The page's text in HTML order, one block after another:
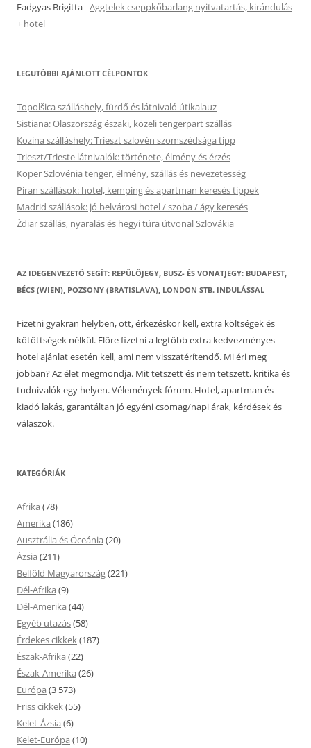
Fadgyas Brigitta-Aggtelek cseppkőbarlang nyitvatartás, kirándulás
+ hotel
LEGUTÓBBI AJÁNLOTT CÉLPONTOK
Topolšica szálláshely, fürdő és látnivaló útikalauz
Sistiana: Olaszország északi, közeli tengerpart szállás
Kozina szálláshely: Trieszt szlovén szomszédsága tipp
Trieszt/Trieste látnivalók: története, élmény és érzés
Koper Szlovénia tenger, élmény, szállás és nevezetesség
Piran szállások: hotel, kemping és apartman keresés tippek
Madrid szállások: jó belvárosi hotel / szoba / ágy keresés
Ždiar szállás, nyaralás és hegyi túra útvonal Szlovákia
AZ IDEGENVEZETŐ SEGÍT: REPÜLŐJEGY, BUSZ- ÉS VONATJEGY: BUDAPEST,
BÉCS (WIEN), POZSONY (BRATISLAVA), LONDON STB. INDULÁSSAL
Fizetni gyakran helyben, ott, érkezéskor kell, extra költségek és
kötöttségek nélkül. Előre fizetni a legtöbb extra kedvezményes
hotel ajánlat esetén kell, ami nem visszatérítendő. Mi éri meg
jobban? Az élet megmondja. Mit tetszett és nem tetszett, kritika és
tudnivalók egy helyen. Vélemények fórum. Hotel, apartman és
kiadó lakás, garantáltan jó egyéni csomag/napi árak, kérdések és
válaszok.
KATEGÓRIÁK
Afrika (78)
Amerika (186)
Ausztrália és Óceánia (20)
Ázsia (211)
Belföld Magyarország(221)
Dél-Afrika (9)
Dél-Amerika (44)
Egyéb utazás(58)
Érdekes cikkek(187)
Észak-Afrika (22)
Észak-Amerika (26)
Európa (3 573)
Friss cikkek(55)
Kelet-Ázsia (6)
Kelet-Európa (10)